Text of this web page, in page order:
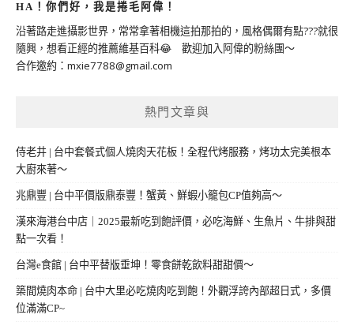
HA！你們好，我是捲毛阿偉！
沿著路走進攝影世界，常常拿著相機這拍那拍的，風格偶爾有點???就很
隨興，想看正經的推薦維基百科😂 歡迎加入阿偉的粉絲團～
合作邀約： mxie7788@gmail.com
熱門文章與
侍老井 | 台中套餐式個人燒肉天花板！全程代烤服務，烤功太完美根本
大廚來著～
兆鼎豐 | 台中平價版鼎泰豐！蟹黃、鮮蝦小籠包CP值夠高～
漢來海港台中店｜2025最新吃到飽評價，必吃海鮮、生魚片、牛排與甜
點一次看！
台灣e食館 | 台中平替版垂坤！零食餅乾飲料甜甜價～
築間燒肉本命 | 台中大里必吃燒肉吃到飽！外觀浮誇內部超日式，多價
位滿滿CP~